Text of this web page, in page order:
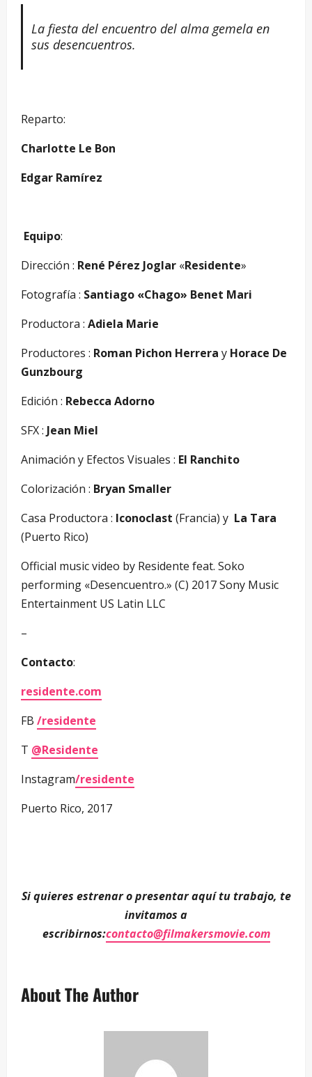
La fiesta del encuentro del alma gemela en
sus desencuentros.
Reparto:
Charlotte Le Bon
Edgar Ramírez
Equipo:
Dirección : René Pérez Joglar «Residente»
Fotografía : Santiago «Chago» Benet Mari
Productora : Adiela Marie
Productores : Roman Pichon Herrera y Horace De
Gunzbourg
Edición : Rebecca Adorno
SFX : Jean Miel
Animación y Efectos Visuales : El Ranchito
Colorización : Bryan Smaller
Casa Productora : Iconoclast (Francia) y La Tara
(Puerto Rico)
Official music video by Residente feat. Soko
performing «Desencuentro.» (C) 2017 Sony Music
Entertainment US Latin LLC
–
Contacto:
residente.com
FB /residente
T @Residente
Instagram/residente
Puerto Rico, 2017
Si quieres estrenar o presentar aquí tu trabajo, te
invitamos a
escribirnos:contacto@filmakersmovie.com
About The Author